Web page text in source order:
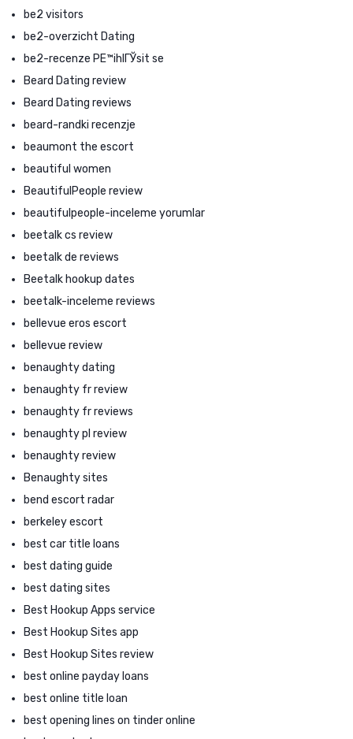
be2 visitors
be2-overzicht Dating
be2-recenze PЕ™ihlГЎsit se
Beard Dating review
Beard Dating reviews
beard-randki recenzje
beaumont the escort
beautiful women
BeautifulPeople review
beautifulpeople-inceleme yorumlar
beetalk cs review
beetalk de reviews
Beetalk hookup dates
beetalk-inceleme reviews
bellevue eros escort
bellevue review
benaughty dating
benaughty fr review
benaughty fr reviews
benaughty pl review
benaughty review
Benaughty sites
bend escort radar
berkeley escort
best car title loans
best dating guide
best dating sites
Best Hookup Apps service
Best Hookup Sites app
Best Hookup Sites review
best online payday loans
best online title loan
best opening lines on tinder online